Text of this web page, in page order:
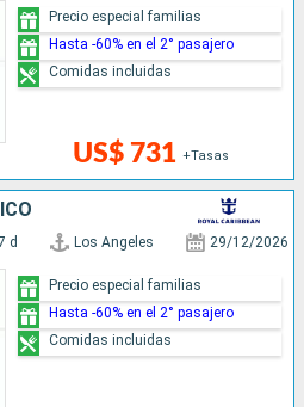
US$ 731 +Tasas
Precio especial familias
Hasta -60% en el 2° pasajero
Comidas incluidas
d Los Angeles 29/12/2026
Precio especial familias
Hasta -60% en el 2° pasajero
Comidas incluidas